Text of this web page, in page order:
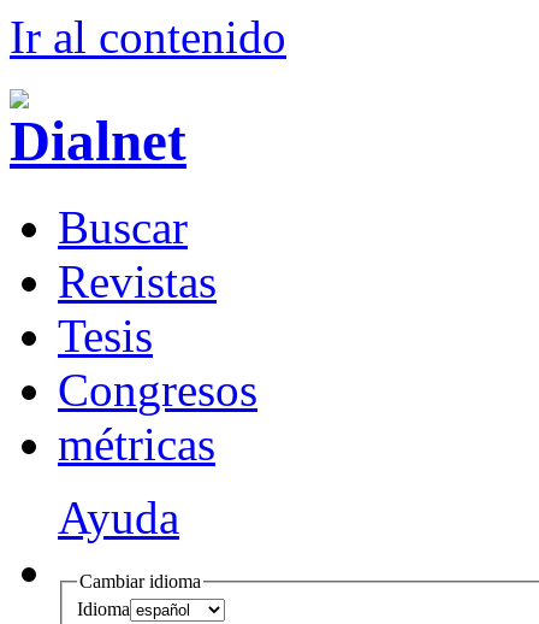
Ir al contenido
Buscar
Revistas
Tesis
Congresos
métricas
Ayuda
Cambiar idioma
Idioma